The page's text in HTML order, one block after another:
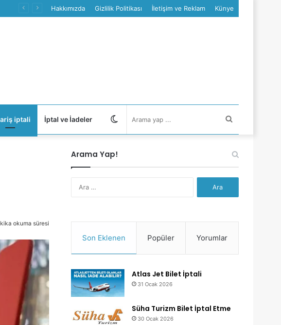
Hakkımızda Gizlilik Politikası İletişim ve Reklam Künye
iptali İptal ve İadeler
...
değiştir
okuma süresi
Arama Yap!
Son Eklenen Popüler Yorumlar
Atlas Jet Bilet İptali
31 Ocak 2026
Süha Turizm Bilet İptal Etme
30 Ocak 2026